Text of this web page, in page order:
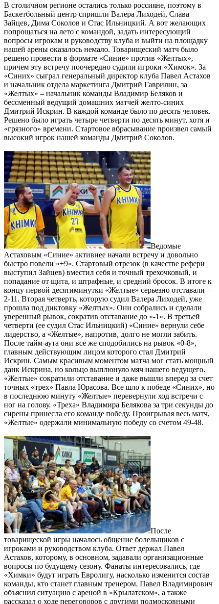
В столичном регионе остались только россияне, поэтому в
Баскетбольный центр спришли Валера Лиходей, Слава
Зайцев, Дима Соколов и Стас Ильницкий. А вот желающих
попрощаться на лето с командой, задать интересующий
вопросы игрокам и руководству клуба и выйти на площадку
нашей арены оказалось немало. Товарищеский матч было
решено провести в формате «Синие» против «Желтых»,
причем эту встречу поочередно судили игроки «Химок». За
«Синих» сыграл генеральный директор клуба Павел Астахов
и начальник отдела маркетинга Дмитрий Гаврилин, за
«Желтых» – начальник команды Владимир Беляков и
бессменный ведущий домашних матчей желто-синих
Дмитрий Искрин. В каждой команде было по десять человек.
Решено было играть четыре четверти по десять минут, хотя и
«грязного» времени. Стартовое вбрасывание произвел самый
высокий игрок нашей команды Дмитрий Соколов.
Ведомые
Астаховым «Синие» активнее начали встречу и довольно
быстро повели «+9». Стартовый отрезок (в качестве рефери
выступил Зайцев) вместил себя и точный трехочковый, и
попадание от щита, и штрафные, и средний бросок. В итоге к
концу первой десятиминутки «Желтые» серьезно отставали –
2-11. Вторая четверть, которую судил Валера Лиходей, уже
прошла под диктовку «Желтых». Они собрались и сделали
уверенный рывок, сократив отставание до «-1». В третьей
четверти (ее судил Стас Ильницкий) «Синие» вернули себе
лидерство, а «Желтые», напротив, долго не могли забить.
После тайм-аута они все же сподобились на рывок «0-8»,
главным действующим лицом которого стал Дмитрий
Искрин. Самым красивым моментом матча мог стать мощный
данк Искрина, но кольцо выплюнуло мяч нашего ведущего.
«Желтые» сократили отставание и даже вышли вперед за счет
точных «трех» Павла Юрасова. Все шло к победе «Синих», но
в последнюю минуту «Желтые» перевернули ход встречи с
ног на голову. «Треха» Владимира Белякова за три секунды до
сирены принесла его команде победу. Проигрывая весь матч,
«Желтые» одержали минимальную победу со счетом 49-48.
После
товарищеской игры началось общение болельщиков с
игроками и руководством клуба. Ответ держал Павел
Астахов, которому, в основном, задавали организационные
вопросы по будущему сезону. Фанаты интересовались, где
«Химки» будут играть Евролигу, насколько изменится состав
команды, кто станет главным тренером. Павел Владимирович
объяснил ситуацию с ареной в «Крылатском», а также
рассказал о ходе переговоров с другими подмосковными